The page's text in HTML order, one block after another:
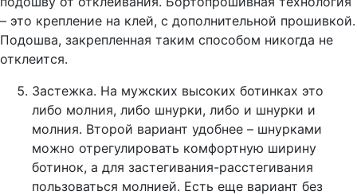
– это крепление на клей, с дополнительной прошивкой.
Подошва, закрепленная таким способом никогда не
отклеится.
Застежка. На мужских высоких ботинках это
либо молния, либо шнурки, либо и шнурки и
молния. Второй вариант удобнее – шнурками
можно отрегулировать комфортную ширину
ботинок, а для застегивания-расстегивания
пользоваться молнией. Есть еще вариант без